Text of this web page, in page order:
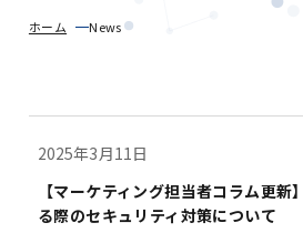
ホーム News
2025年3月11日
【マーケティング担当者コラム更
る際のセキュリティ対策について